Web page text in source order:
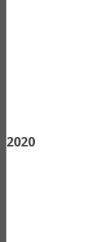
2020